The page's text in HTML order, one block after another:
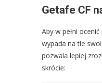
Getafe CF
Aby w pełni
wypada na tle
pozwala lepiej
skrócie: